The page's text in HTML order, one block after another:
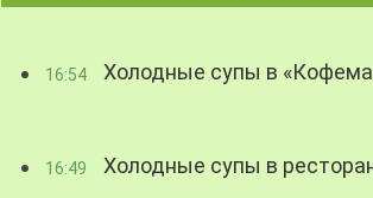
16:54 Холодные супы в
16:49 Холодные супы в